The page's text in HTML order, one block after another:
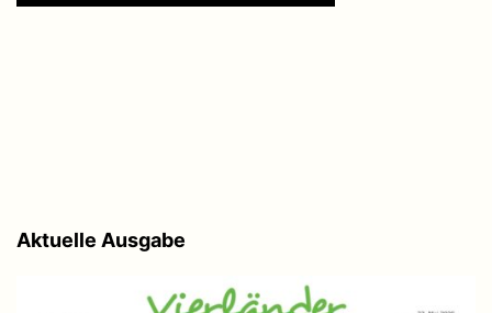
Aktuelle Ausgabe